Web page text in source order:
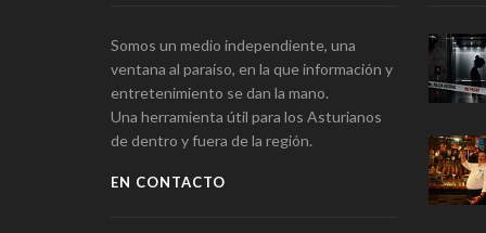
Somos un medio independiente, una
ventana al paraíso, en la que información y
entretenimiento se dan la mano.
Una herramienta útil para los Asturianos
de dentro y fuera de la región.
EN CONTACTO